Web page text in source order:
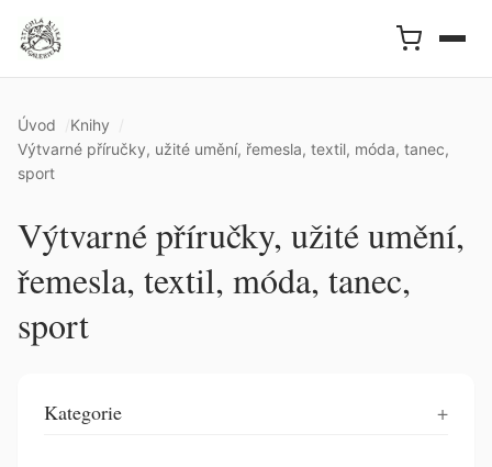
Úvod
Knihy
Výtvarné příručky, užité umění, řemesla, textil, móda, tanec,
sport
Výtvarné příručky, užité umění,
řemesla, textil, móda, tanec,
sport
Kategorie